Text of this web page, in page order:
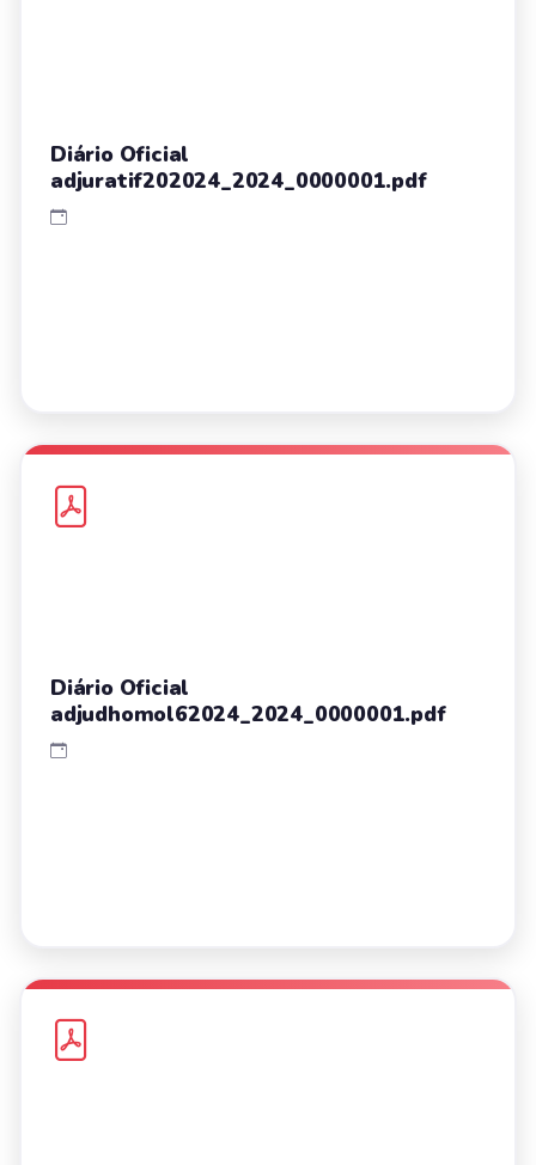
Diário Oficial
adjuratif202024_2024_0000001.pdf
Diário Oficial
adjudhomol62024_2024_0000001.pdf